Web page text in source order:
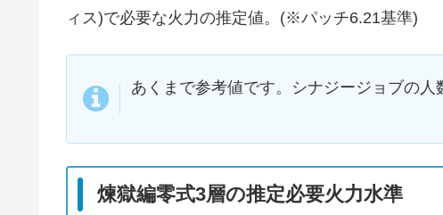
ィス)で必要な火力の推定値。(※パッチ6.21基準)
あくまで参考値です。シナジージョブの人
煉獄編零式3層の推定必要火力水準